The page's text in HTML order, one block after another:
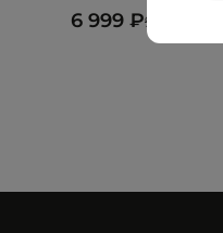
9 990 ₽
6 999 ₽